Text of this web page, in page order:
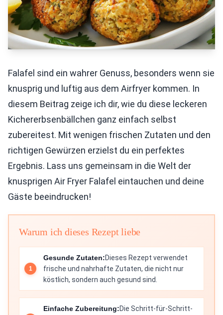
Falafel sind ein wahrer Genuss, besonders wenn sie
knusprig und luftig aus dem Airfryer kommen. In
diesem Beitrag zeige ich dir, wie du diese leckeren
Kichererbsenbällchen ganz einfach selbst
zubereitest. Mit wenigen frischen Zutaten und den
richtigen Gewürzen erzielst du ein perfektes
Ergebnis. Lass uns gemeinsam in die Welt der
knusprigen Air Fryer Falafel eintauchen und deine
Gäste beeindrucken!
Warum ich dieses Rezept liebe
Gesunde Zutaten:Dieses Rezept verwendet
frische und nahrhafte Zutaten, die nicht nur
köstlich, sondern auch gesund sind.
Einfache Zubereitung:Die Schritt-für-Schritt-